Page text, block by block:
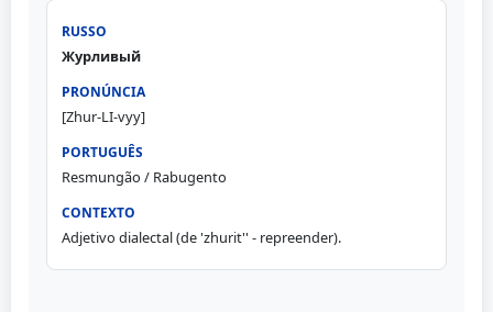
Журливый
[Zhur-LI-vyy]
Resmungão / Rabugento
Adjetivo dialectal (de 'zhurit'' - repreender).